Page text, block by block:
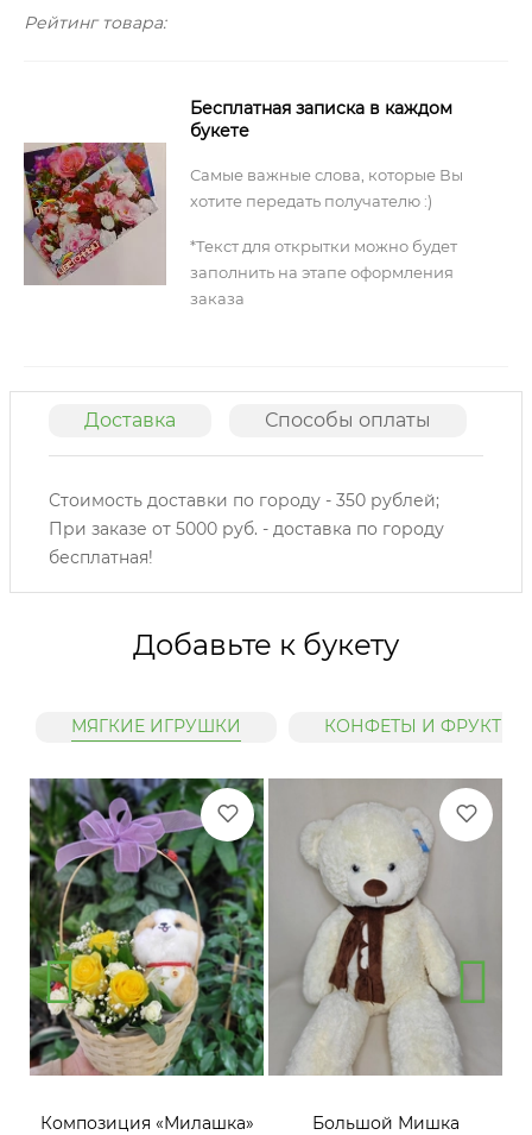
Рейтинг товара:
Бесплатная записка в каждом
букете
Самые важные слова, которые Вы
хотите передать получателю :)
*Текст для открытки можно будет
заполнить на этапе оформления
заказа
Доставка Способы оплаты
Стоимость доставки по городу - 350 рублей;
При заказе от 5000 руб. - доставка по городу
бесплатная!
Добавьте к букету
МЯГКИЕ ИГРУШКИ КОНФЕТЫ И ФРУКТЫ
Композиция «Милашка» Большой Мишка